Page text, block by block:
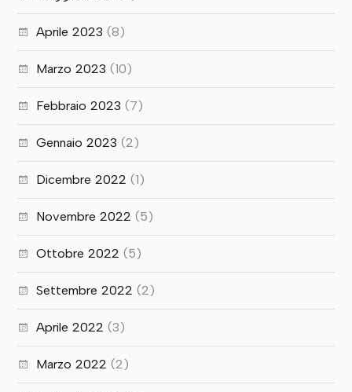
Aprile 2023 (8)
Marzo 2023 (10)
Febbraio 2023 (7)
Gennaio 2023 (2)
Dicembre 2022 (1)
Novembre 2022 (5)
Ottobre 2022 (5)
Settembre 2022 (2)
Aprile 2022 (3)
Marzo 2022 (2)